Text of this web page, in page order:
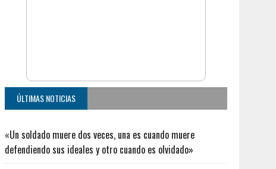
ÚLTIMAS NOTICIAS
«Un soldado muere dos veces, una es cuando muere
defendiendo sus ideales y otro cuando es olvidado»